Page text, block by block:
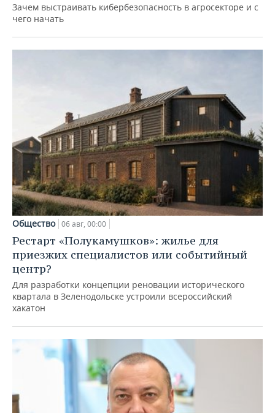
Зачем выстраивать кибербезопасность в агросекторе и с
чего начать
Общество 06 авг, 00:00
Рестарт «Полукамушков»: жилье для
приезжих специалистов или событийный
центр?
Для разработки концепции реновации исторического
квартала в Зеленодольске устроили всероссийский
хакатон